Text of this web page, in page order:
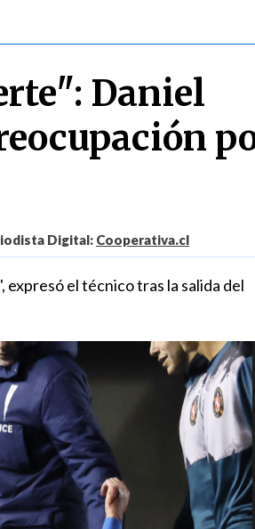
Daniel
Digital: Cooperativa.cl
el técnico tras la salida del